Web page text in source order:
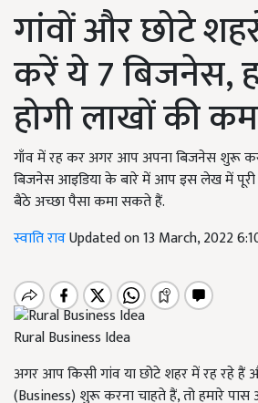
गांवों और छोटे
करें ये 7 बिजनेस,
होगी लाखों की
गाँव में रह कर अगर आप अपना बिजनेस शुरू
बिजनेस आइडिया के बारे में आप इस लेख में पूरी
बैठे अच्छा पैसा कमा सकते हैं.
स्वाति रावUpdated on 13 March, 2022
Rural Business Idea
अगर आप किसी गांव या छोटे शहर में रह रहे हैं
(Business) शुरू करना चाहते हैं, तो हमारे